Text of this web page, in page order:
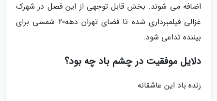
اضافه می شوند. بخش قابل توجهی از این فصل در شهرک
غزالی فیلمبرداری شده تا فضای تهران دهه20 شمسی برای
بیننده تداعی شود.
دلایل موفقیت در چشم باد چه بود؟
زنده باد این عاشقانه